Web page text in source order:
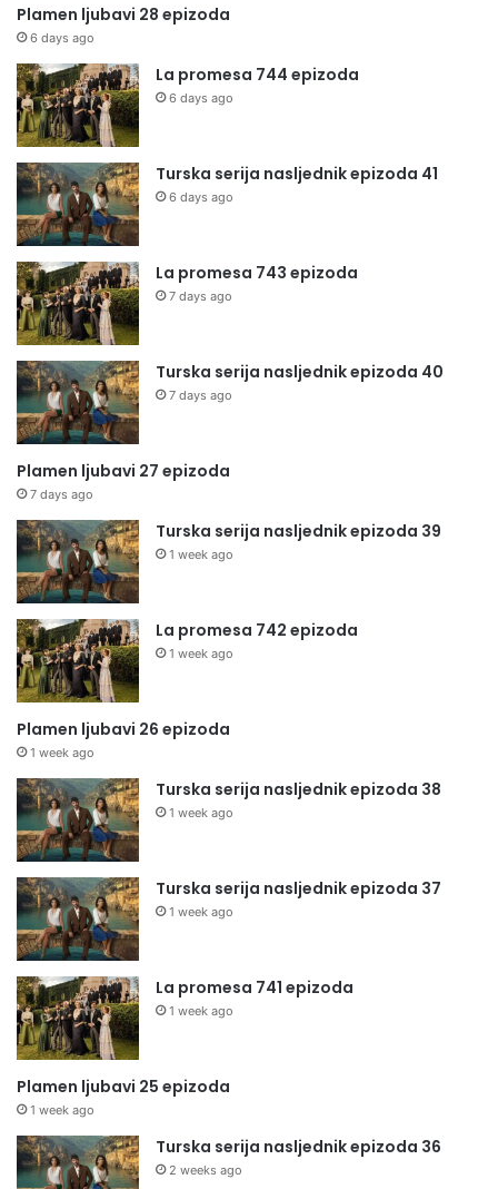
Plamen ljubavi 28 epizoda
6 days ago
La promesa 744 epizoda
6 days ago
Turska serija nasljednik epizoda 41
6 days ago
La promesa 743 epizoda
7 days ago
Turska serija nasljednik epizoda 40
7 days ago
Plamen ljubavi 27 epizoda
7 days ago
Turska serija nasljednik epizoda 39
1 week ago
La promesa 742 epizoda
1 week ago
Plamen ljubavi 26 epizoda
1 week ago
Turska serija nasljednik epizoda 38
1 week ago
Turska serija nasljednik epizoda 37
1 week ago
La promesa 741 epizoda
1 week ago
Plamen ljubavi 25 epizoda
1 week ago
Turska serija nasljednik epizoda 36
2 weeks ago